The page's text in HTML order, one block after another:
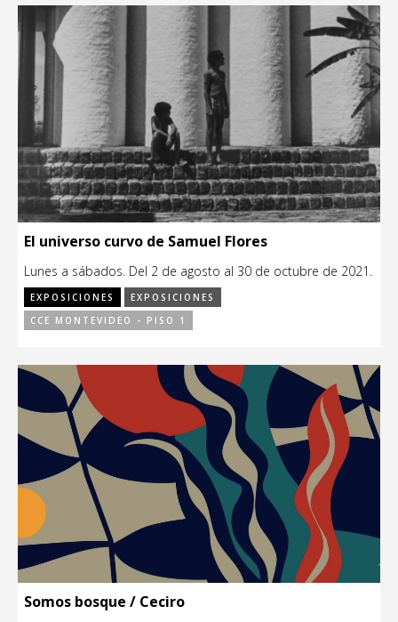
El universo curvo de Samuel Flores
Lunes a sábados. Del 2 de agosto al 30 de octubre de 2021.
EXPOSICIONES
EXPOSICIONES
CCE MONTEVIDEO - PISO 1
Somos bosque / Ceciro